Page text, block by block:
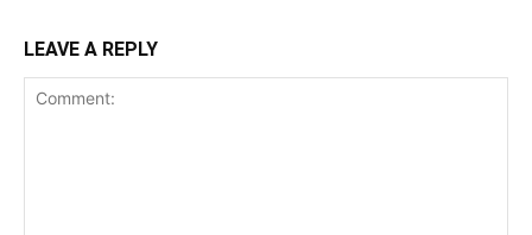
LEAVE A REPLY